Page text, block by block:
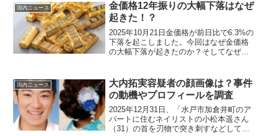
国内ニュース
金価格12年振りの大幅下落はなぜ
起きた！？
2025年10月21日金価格が前日比で6.3%の
下落を起こしました。今回はなぜ金価格
の大幅下落が起きたのか？そしてなぜ金
た。
国内ニュース
大内拓実容疑者の顔画像は？事件
の動機やプロフィールを調査
2025年12月31日、「水戸市加倉井町のア
パートに住むネイリストの小松本遥さん
（31）の首を刃物で突き刺すなどして殺